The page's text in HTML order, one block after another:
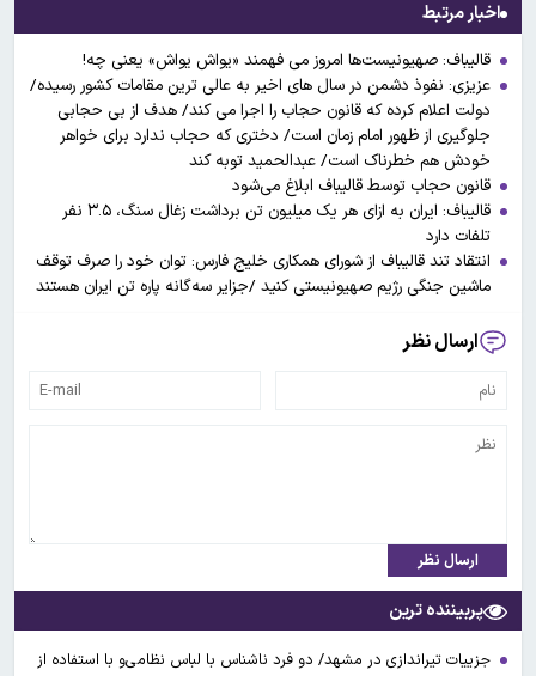
اخبار مرتبط
قالیباف: صهیونیست‌ها امروز می فهمند «یواش یواش» یعنی چه!
عزیزی: نفوذ دشمن در سال های اخیر به عالی ترین مقامات کشور رسیده/
دولت اعلام کرده که قانون حجاب​ را اجرا می کند/ هدف از بی حجابی
جلوگیری از ظهور امام زمان است/ دختری که حجاب​ ندارد برای خواهر
خودش هم خطرناک است/ عبدالحمید توبه کند
قانون حجاب توسط قالیباف ابلاغ می‌شود
قالیباف: ایران به ازای هر یک میلیون تن برداشت زغال سنگ، ۳.۵ نفر
تلفات دارد
انتقاد تند قالیباف از شورای همکاری خلیج فارس: توان خود را صرف توقف
ماشین جنگی رژیم صهیونیستی کنید /جزایر سه‌گانه پاره تن ایران هستند
ارسال نظر
ارسال نظر
پربیننده ترین
جزییات تیراندازی در مشهد/ دو فرد ناشناس با لباس نظامی‌و با استفاده از